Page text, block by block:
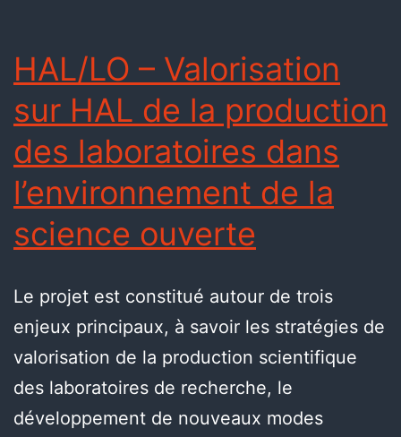
HAL/LO – Valorisation
sur HAL de la production
des laboratoires dans
l’environnement de la
science ouverte
Le projet est constitué autour de trois
enjeux principaux, à savoir les stratégies de
valorisation de la production scientifique
des laboratoires de recherche, le
développement de nouveaux modes